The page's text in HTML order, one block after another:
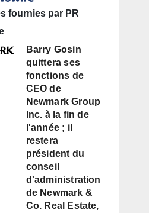
fournies par PR
Barry Gosin
quittera ses
fonctions de
CEO de
Newmark Group
Inc. à la fin de
l'année ; il
restera
président du
conseil
d'administration
de Newmark &
Co. Real Estate,